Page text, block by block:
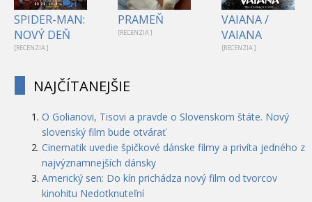
1
SPIDER-MAN:
NOVÝ DEŇ
[RECENZIA ]
PRAMEŇ
[RECENZIA ]
VAIANA /
VAIANA
[RECENZIA ]
NAJČÍTANEJŠIE
O Golianovi, Tisovi a pravde o Slovenskom štáte. Nový
slovenský film bude otvárať
Cinematik uvedie špičkové dánske filmy a privíta jedného z
najvýznamnejších dánsky
Americký sen: Do kín prichádza nový film od tvorcov
kinohitu Nedotknuteľní